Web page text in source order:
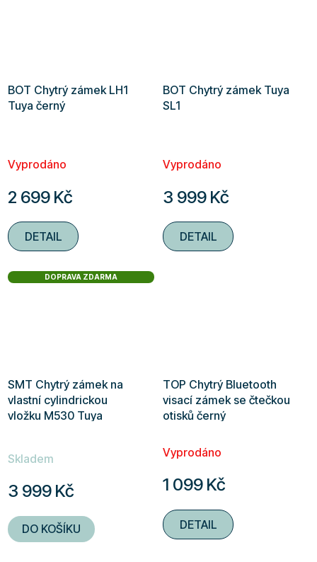
BOT Chytrý zámek LH1
Tuya černý
Vyprodáno
2 699 Kč
DETAIL
BOT Chytrý zámek Tuya
SL1
Vyprodáno
3 999 Kč
DETAIL
DOPRAVA ZDARMA
SMT Chytrý zámek na
vlastní cylindrickou
vložku M530 Tuya
Skladem
3 999 Kč
DO KOŠÍKU
TOP Chytrý Bluetooth
visací zámek se čtečkou
otisků černý
hodnocení
je
4,8
z
Vyprodáno
1 099 Kč
DETAIL